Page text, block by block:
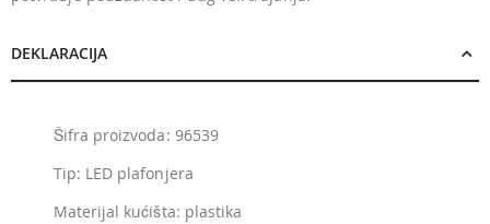
DEKLARACIJA
Šifra proizvoda: 96539
Tip: LED plafonjera
Materijal kućišta: plastika